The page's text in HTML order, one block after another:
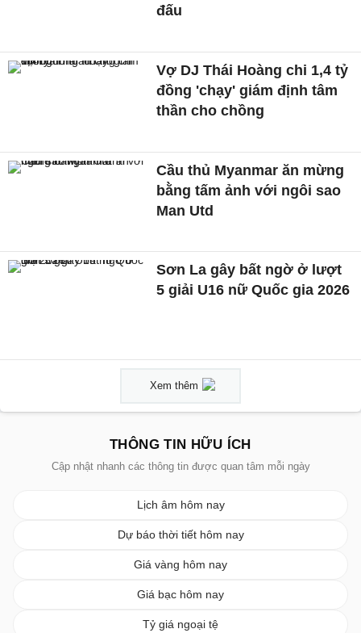
đấu
Vợ DJ Thái Hoàng chi 1,4 tỷ
đồng 'chạy' giám định tâm
thần cho chồng
Cầu thủ Myanmar ăn mừng
bằng tấm ảnh với ngôi sao
Man Utd
Sơn La gây bất ngờ ở lượt
5 giải U16 nữ Quốc gia 2026
Xem thêm
THÔNG TIN HỮU ÍCH
Cập nhật nhanh các thông tin được quan tâm mỗi ngày
Lịch âm hôm nay
Dự báo thời tiết hôm nay
Giá vàng hôm nay
Giá bạc hôm nay
Tỷ giá ngoại tệ